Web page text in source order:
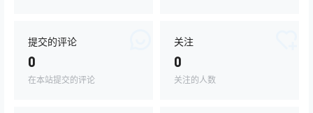
提交的评论
0
在本站提交的评论
关注
0
关注的人数